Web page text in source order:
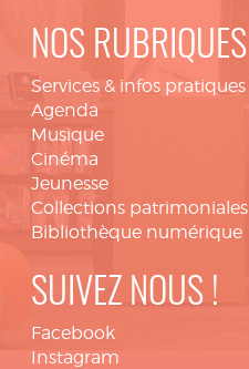
NOS RUBRIQUES
Services & infos pratiques
Agenda
Musique
Cinéma
Jeunesse
Collections patrimoniales
Bibliothèque numérique
SUIVEZ NOUS !
Facebook
Instagram